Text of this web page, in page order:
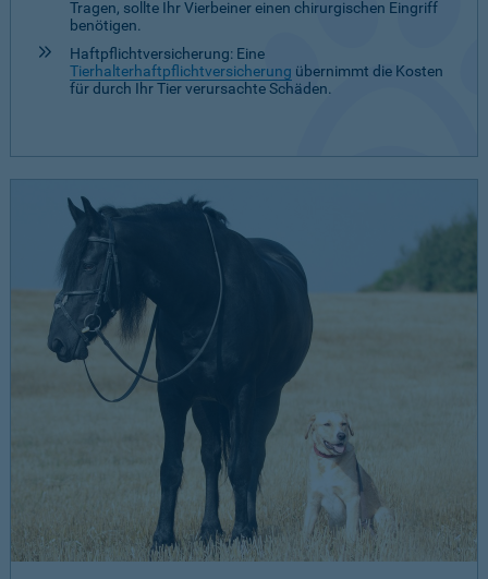
Tragen, sollte Ihr Vierbeiner einen chirurgischen Eingriff
benötigen.
Haftpflichtversicherung: Eine
Tierhalterhaftpflichtversicherung übernimmt die Kosten
für durch Ihr Tier verursachte Schäden.